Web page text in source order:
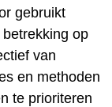
gebruikt
op
van
en methoden
te prioriteren